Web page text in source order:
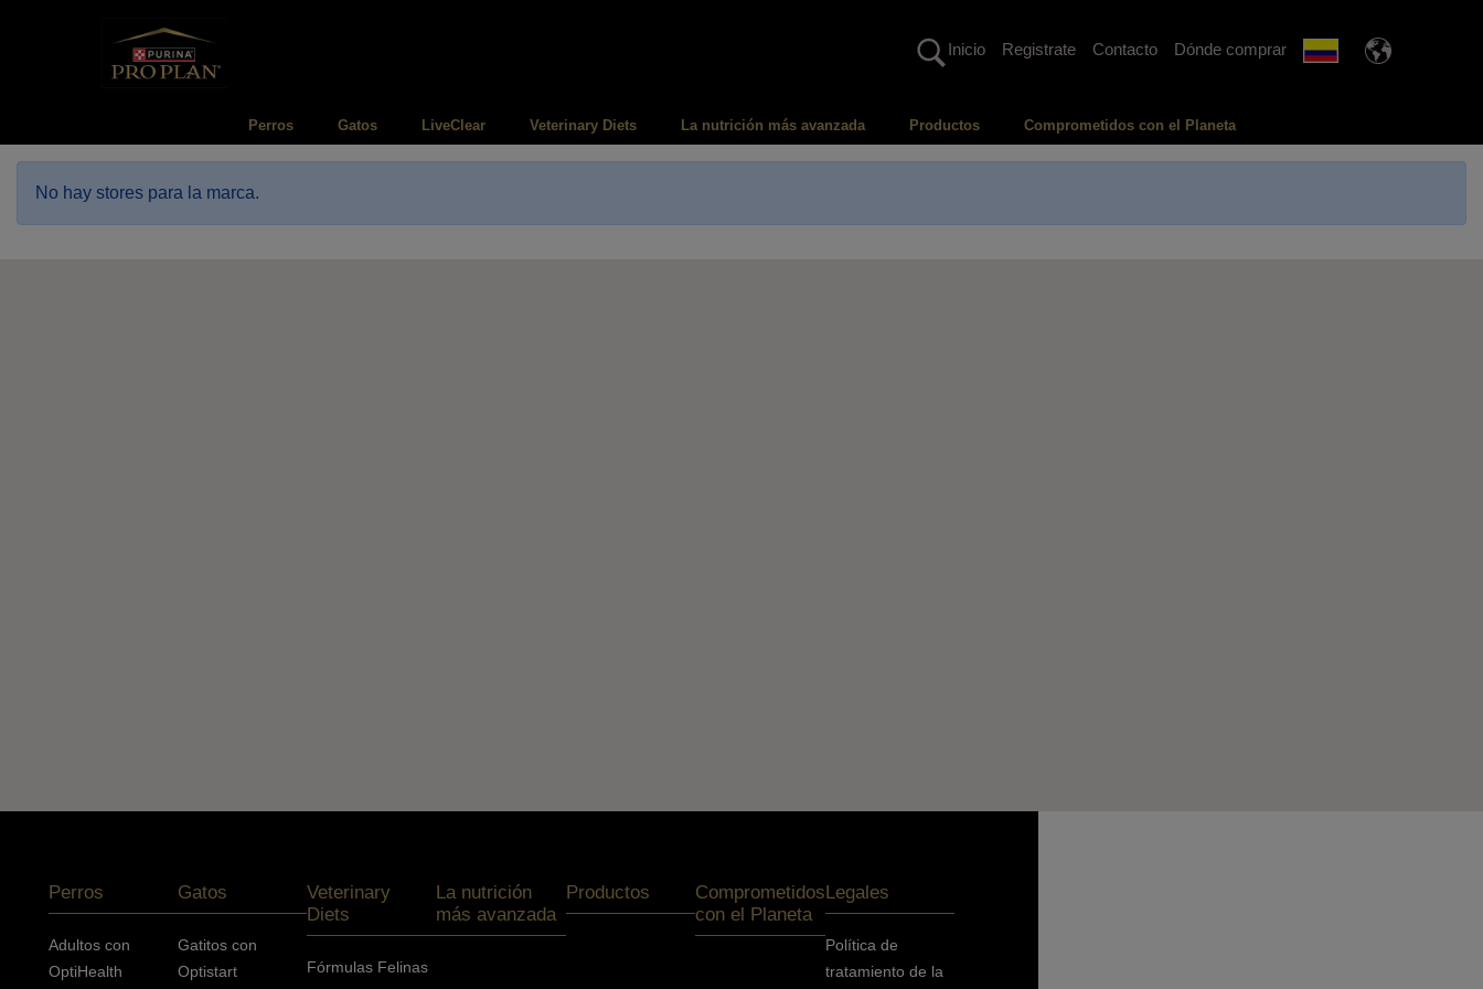
Inicio Registrate Contacto Dónde comprar
Menú Principal Pro PlanPerros Gatos LiveClear Veterinary Diets La nutrición más avanzada Productos Comprometidos con el Planeta
No hay stores para la marca.
Perros
Adultos con
OptiHealth
Gatos
Gatitos con
Optistart
Veterinary
Diets
Fórmulas Felinas
La nutrición
más avanzada
Productos
Comprometidos
con el Planeta
Legales
Política de
tratamiento de la